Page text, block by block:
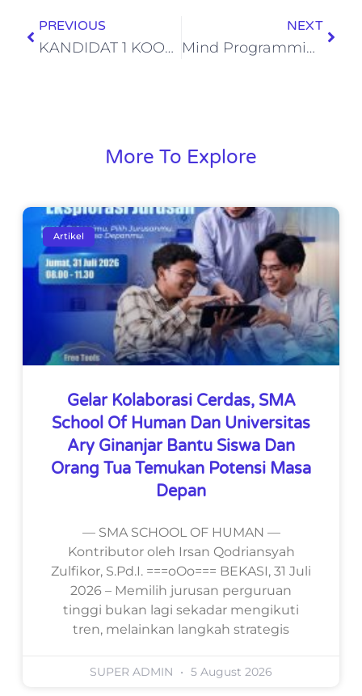
PREVIOUS
KANDIDAT 1 KOORDINATOR SMPSOH 2024 – 2026
NEXT
Mind Programming untuk Remaja
More To Explore
Artikel
Gelar Kolaborasi Cerdas, SMA
School Of Human Dan Universitas
Ary Ginanjar Bantu Siswa Dan
Orang Tua Temukan Potensi Masa
Depan
— SMA SCHOOL OF HUMAN —
Kontributor oleh Irsan Qodriansyah
Zulfikor, S.Pd.I. ===oOo=== BEKASI, 31 Juli
2026 – Memilih jurusan perguruan
tinggi bukan lagi sekadar mengikuti
tren, melainkan langkah strategis
SUPER ADMIN 5 August 2026